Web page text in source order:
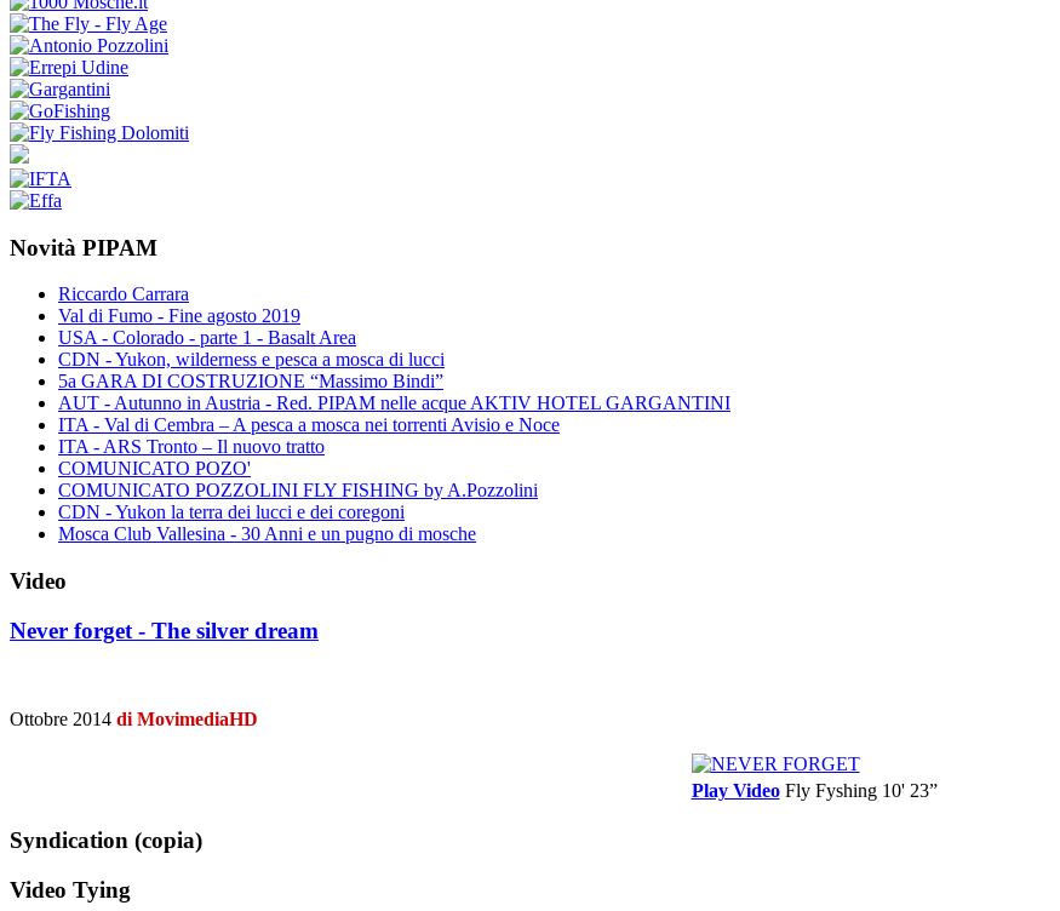
Novità PIPAM
Riccardo Carrara
Val di Fumo - Fine agosto 2019
USA - Colorado - parte 1 - Basalt Area
CDN - Yukon, wilderness e pesca a mosca di lucci
5a GARA DI COSTRUZIONE “Massimo Bindi”
AUT - Autunno in Austria - Red. PIPAM nelle acque AKTIV HOTEL GARGANTINI
ITA - Val di Cembra – A pesca a mosca nei torrenti Avisio e Noce
ITA - ARS Tronto – Il nuovo tratto
COMUNICATO POZO'
COMUNICATO POZZOLINI FLY FISHING by A.Pozzolini
CDN - Yukon la terra dei lucci e dei coregoni
Mosca Club Vallesina - 30 Anni e un pugno di mosche
Video
Never forget - The silver dream
Ottobre 2014 di MovimediaHD
Play Video Fly Fyshing 10' 23”
Syndication (copia)
Video Tying